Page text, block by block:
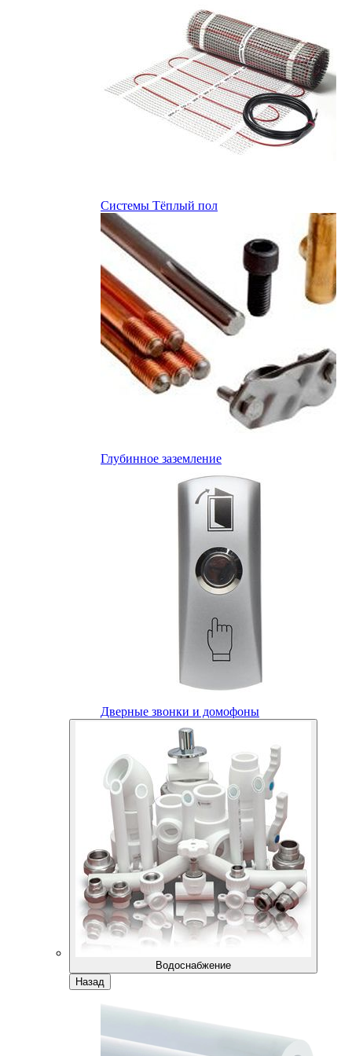
Системы Тёплый пол
Глубинное заземление
Дверные звонки и домофоны
Водоснабжение
Назад